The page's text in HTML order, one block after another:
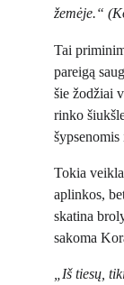
žemėje.“
Tai
pareigą
šie žodžiai
rinko
Tokia
aplinkos,
skatina
sakoma
„Iš tiesų,